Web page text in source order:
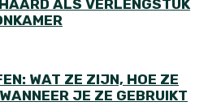
ALS VERLENGSTUK
WAT ZE ZIJN, HOE ZE
JE ZE GEBRUIKT